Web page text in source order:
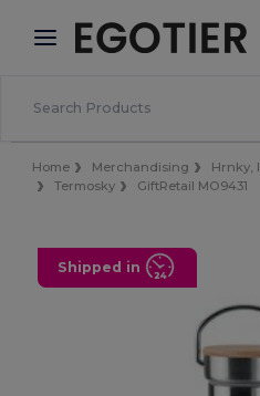
× Aplikace Egotier
Lepší ceny v aplikaci!
Home Merchandising Hrnky,
Termosky
GiftRetail MO9431
Shipped in